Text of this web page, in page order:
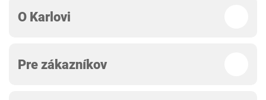
O Karlovi
Pre zákazníkov